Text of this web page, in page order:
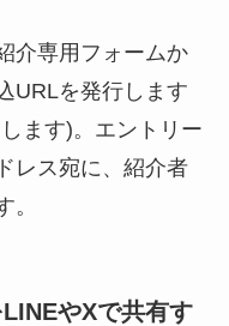
介専用フォームか
URLを発行します
ます)。エントリー
レス宛に、紹介者
。
LINEやXで共有す